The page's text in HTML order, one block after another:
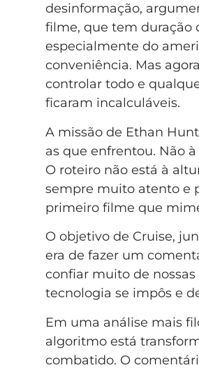
desinformação,
filme, que tem duração
especialmente do
conveniência. Mas
controlar todo e
ficaram incalculáveis.
A missão de Ethan
as que enfrentou. Não
O roteiro não está à
sempre muito atento e
primeiro filme que
O objetivo de Cruise,
era de fazer um
confiar muito de
tecnologia se impôs e
Em uma análise mais
algoritmo está
combatido. O